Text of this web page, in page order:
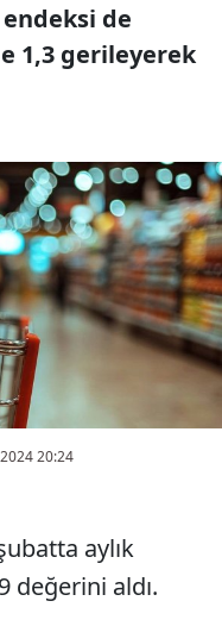
de
1,3 gerileyerek
20:24
aylık
değerini aldı.